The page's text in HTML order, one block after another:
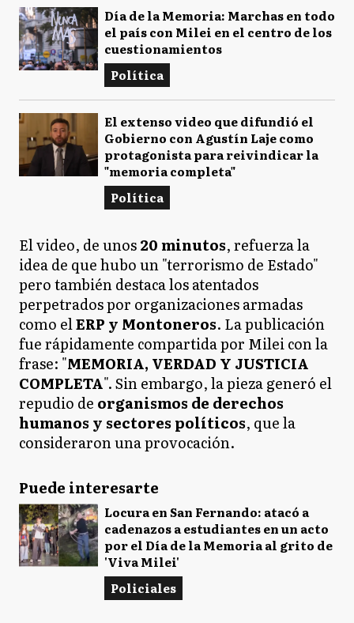
Día de la Memoria: Marchas en todo
el país con Milei en el centro de los
cuestionamientos
Política
El extenso video que difundió el
Gobierno con Agustín Laje como
protagonista para reivindicar la
"memoria completa"
Política
El video, de unos20 minutos, refuerza la
idea de que hubo un "terrorismo de Estado"
pero también destaca los atentados
perpetrados por organizaciones armadas
como elERP y Montoneros. La publicación
fue rápidamente compartida por Milei con la
frase: "MEMORIA, VERDAD Y JUSTICIA
COMPLETA". Sin embargo, la pieza generó el
repudio de organismos de derechos
humanos y sectores políticos, que la
consideraron una provocación.
Puede interesarte
Locura en San Fernando: atacó a
cadenazos a estudiantes en un acto
por el Día de la Memoria al grito de
'Viva Milei'
Policiales